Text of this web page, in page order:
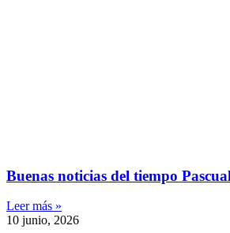
Buenas noticias del tiempo
Leer más »
10 junio, 2026